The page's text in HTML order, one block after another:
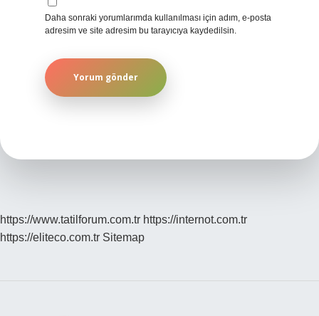
Daha sonraki yorumlarımda kullanılması için adım, e-posta
adresim ve site adresim bu tarayıcıya kaydedilsin.
https://www.tatilforum.com.tr https://internot.com.tr
https://eliteco.com.tr Sitemap